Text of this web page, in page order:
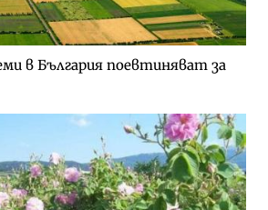
в България поевтиняват за